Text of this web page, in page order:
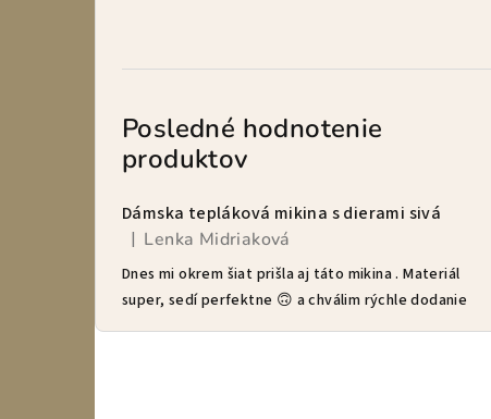
Posledné hodnotenie
produktov
Dámska tepláková mikina s dierami sivá
Hodnotenie produktu je 5 z 5 hviezdičiek.
| Lenka Midriaková
Dnes mi okrem šiat prišla aj táto mikina . Materiál
super, sedí perfektne 🙃 a chválim rýchle dodanie